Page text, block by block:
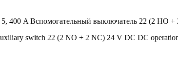
400 A Вспомогательный выключатель 22 (2 НО +
switch 22 (2 NO + 2 NC) 24 V DC DC